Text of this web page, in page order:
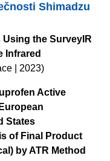
Shimadzu
the SurveyIR
Infrared
| 2023)
Active
States
of Final Product
by ATR Method